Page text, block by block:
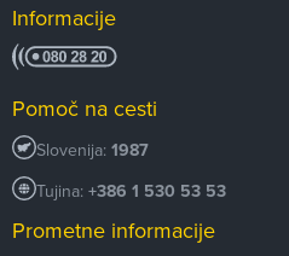
Informacije
Pomoč na cesti
Slovenija: 1987
Tujina: +386 1 530 53 53
Prometne informacije